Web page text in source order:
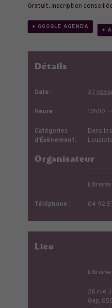
Gratuit, inscription
+ GOOGLE AGENDA
+
Détails
Date : 27
Heure : 10h00 --
Catégories
d’Évènement:
Dans
Organisateur
Téléphone : 04 92
Lieu
26 rue
Gap,